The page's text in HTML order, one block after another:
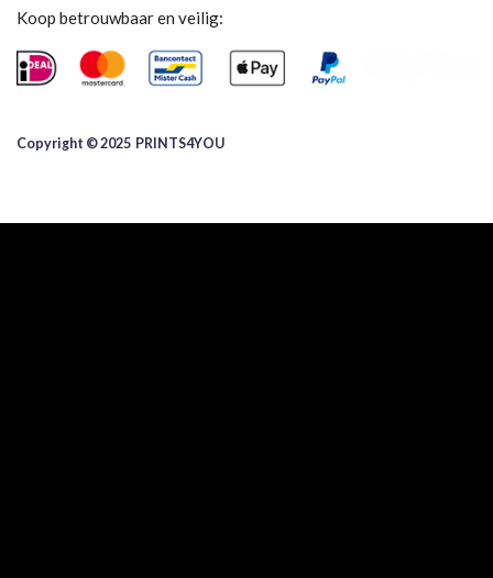
Koop betrouwbaar en veilig:
Copyright © 2025 ​PRINTS4YOU